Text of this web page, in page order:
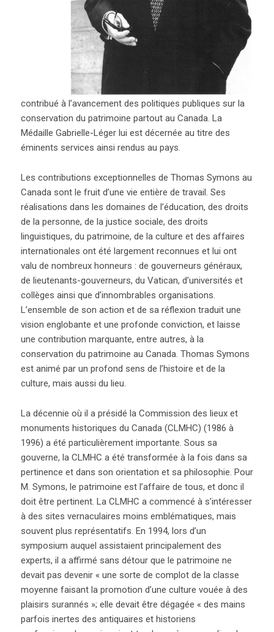
contribué à l’avancement des politiques publiques sur la
conservation du patrimoine partout au Canada. La
Médaille Gabrielle-Léger lui est décernée au titre des
éminents services ainsi rendus au pays.
Les contributions exceptionnelles de Thomas Symons au
Canada sont le fruit d’une vie entière de travail. Ses
réalisations dans les domaines de l’éducation, des droits
de la personne, de la justice sociale, des droits
linguistiques, du patrimoine, de la culture et des affaires
internationales ont été largement reconnues et lui ont
valu de nombreux honneurs : de gouverneurs généraux,
de lieutenants-gouverneurs, du Vatican, d’universités et
collèges ainsi que d’innombrables organisations.
L’ensemble de son action et de sa réflexion traduit une
vision englobante et une profonde conviction, et laisse
une contribution marquante, entre autres, à la
conservation du patrimoine au Canada. Thomas Symons
est animé par un profond sens de l’histoire et de la
culture, mais aussi du lieu.
La décennie où il a présidé la Commission des lieux et
monuments historiques du Canada (CLMHC) (1986 à
1996) a été particulièrement importante. Sous sa
gouverne, la CLMHC a été transformée à la fois dans sa
pertinence et dans son orientation et sa philosophie. Pour
M. Symons, le patrimoine est l’affaire de tous, et donc il
doit être pertinent. La CLMHC a commencé à s’intéresser
à des sites vernaculaires moins emblématiques, mais
souvent plus représentatifs. En 1994, lors d’un
symposium auquel assistaient principalement des
experts, il a affirmé sans détour que le patrimoine ne
devait pas devenir « une sorte de complot de la classe
moyenne faisant la promotion d’une culture vouée à des
plaisirs surannés »; elle devait être dégagée « des mains
parfois inertes des antiquaires et historiens